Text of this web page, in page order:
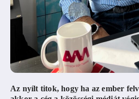
Az nyílt titok, hogy ha az ember